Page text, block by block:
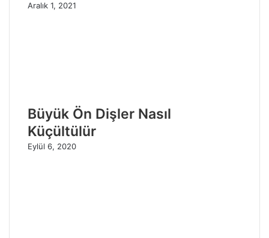
Aralık 1, 2021
Büyük Ön Dişler Nasıl
Küçültülür
Eylül 6, 2020